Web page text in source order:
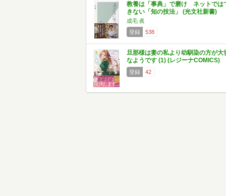
教養は「事典」で磨け ネットでは
きない「知の技法」 (光文社新書)
成毛 眞
登録
538
旦那様は妻の私より幼馴染の方が大
なようです (1) (レジーナCOMICS)
登録 42